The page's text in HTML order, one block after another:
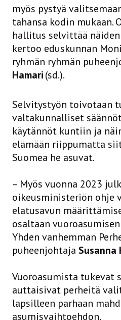
myös pystyä
tahansa kodin mukaan.
hallitus selvittää
kertoo eduskunnan
ryhmän ryhmän
Hamari(sd.).
Selvitystyön toivotaan
valtakunnalliset
käytännöt kuntiin ja
elämään riippumatta
Suomea he asuvat.
– Myös vuonna 2023
oikeusministeriön ohje
elatusavun
osaltaan
Yhden vanhemman
puheenjohtaja Susanna
Vuoroasumista tukevat
auttaisivat perheitä
lapsilleen parhaan
asumisvaihtoehdon.